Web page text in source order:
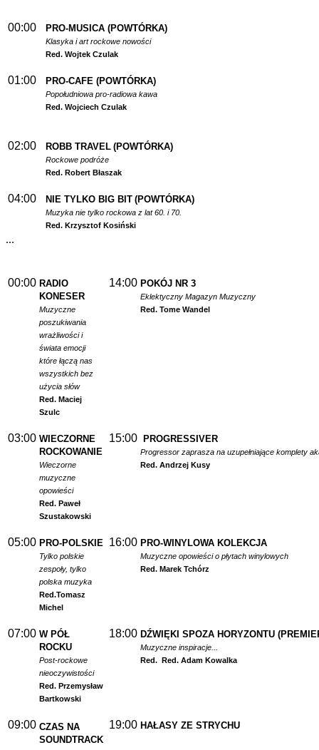
00:00 PRO-MUSICA (POWTÓRKA)
Klasyka i art rockowe nowości
Red. Wojtek Czulak
01:00 PRO-CAFE (POWTÓRKA)
Popołudniowa pro-radiowa kawa
Red. Wojciech Czulak
02:00 ROBB TRAVEL (POWTÓRKA)
Rockowe podróże
Red. Robert Błaszak
04:00 NIE TYLKO BIG BIT (POWTÓRKA)
Muzyka nie tylko rockowa z lat 60. i 70.
Red. Krzysztof Kosiński
...
00:00 RADIO
KONESER
Muzyczne
poszukiwania
wrażliwości i
świata emocji
które łączą nas
wszystkich bez
użycia słów
Red. Maciej
Szulc
14:00 POKÓJ NR 3
Eklektyczny Magazyn Muzyczny
Red. Tome Wandel
03:00 WIECZORNE
ROCKOWANIE
Wieczorne
muzyczne
opowieści
Red. Paweł
Szustakowski
15:00 PROGRESSIVER
Progressor zaprasza na uzupełniające komplety
Red. Andrzej Kusy
05:00 PRO-POLSKIE
Tylko polskie
zespoły, tylko
polska muzyka
Red.Tomasz
Michel
16:00 PRO-WINYLOWA KOLEKCJA
Muzyczne opowieści o płytach winylowych
Red. Marek Tchórz
07:00 W PÓŁ
ROCKU
Post-rockowe
nieoczywistości
Red. Przemysław
Bartkowski
18:00 DŹWIĘKI SPOZA HORYZONTU
Muzyczne inspiracje...
Red. Red. Adam Kowalka
09:00 CZAS NA
SOUNDTRACK
19:00 HAŁASY ZE STRYCHU